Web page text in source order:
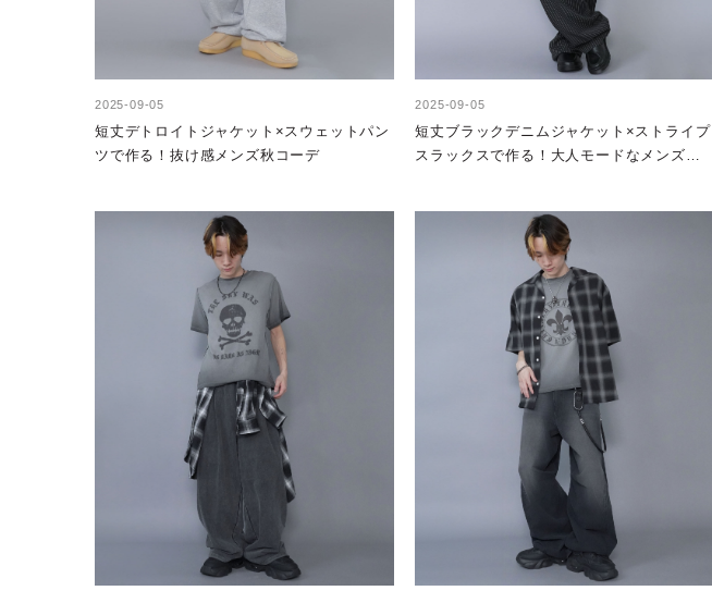
2025-09-05
短丈デトロイトジャケット×スウェットパン
ツで作る！抜け感メンズ秋コーデ
2025-09-05
短丈ブラックデニムジャケット×ストライプ
スラックスで作る！大人モードなメンズ秋